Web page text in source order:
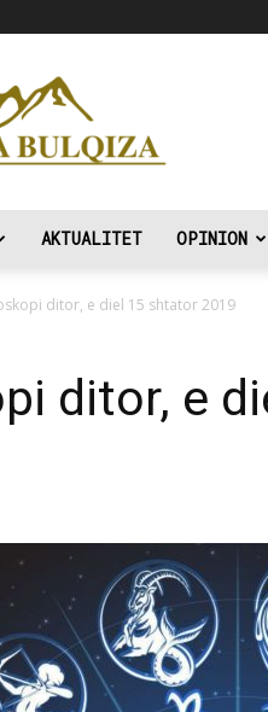
Gazeta
Bulqiza
AKTUALITET OPINION
ditor, e diel 15 shtator 2019
ditor, e